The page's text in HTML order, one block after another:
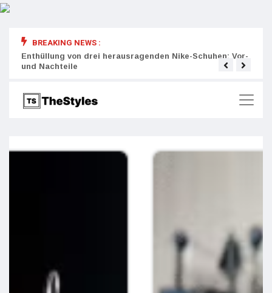
BREAKING NEWS :
Enthüllung von drei herausragenden Nike-Schuhen: Vor-
und Nachteile